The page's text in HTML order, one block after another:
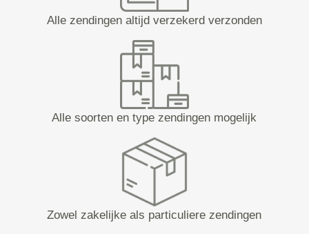
Alle zendingen altijd verzekerd verzonden
Alle soorten en type zendingen mogelijk
Zowel zakelijke als particuliere zendingen